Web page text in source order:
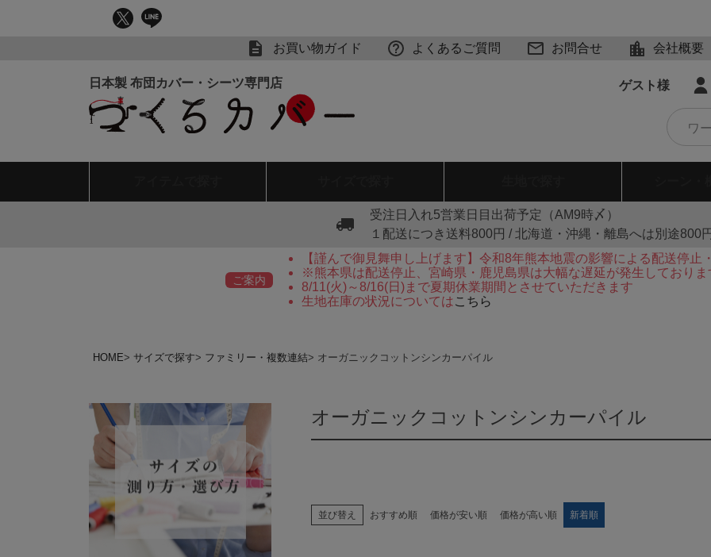
お買い物ガイド よくあるご質問 お問合せ 会社概要
ゲスト様
受注日入れ5営業日目出荷予定（AM9時〆）
１配送につき送料800円 / 北海道・沖縄・離島へは別途800
ご案内
【謹んで御見舞申し上げます】令和8年熊本地震の影響による配送停止
※熊本県は配送停止、宮崎県・鹿児島県は大幅な遅延が発生しておりま
8/11(火)～8/16(日)まで夏期休業期間とさせていただきます
生地在庫の状況についてはこちら
HOME サイズで探す ファミリー・複数連結 オーガニックコットンシンカーパイル
オーガニックコットンシンカーパイル
並び替え おすすめ順 価格が安い順 価格が高い順 新着順